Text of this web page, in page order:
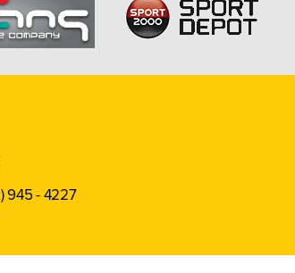
945 - 4227